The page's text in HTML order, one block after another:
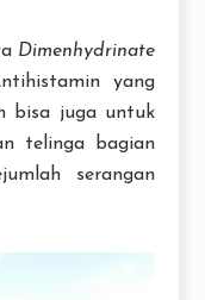
Dimenhydrinate
yang
bisa juga untuk
telinga bagian
serangan